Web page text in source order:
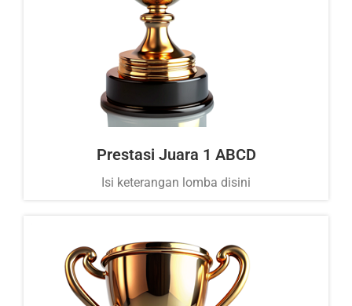
Prestasi Juara 1 ABCD
Isi keterangan lomba disini